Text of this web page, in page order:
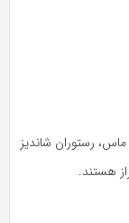
رستوران شاندیز
هستند.